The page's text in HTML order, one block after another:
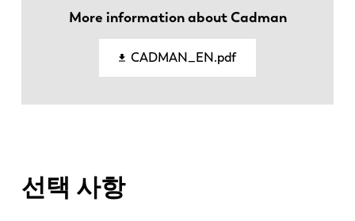
More information about Cadman
CADMAN_EN.pdf
선택 사항